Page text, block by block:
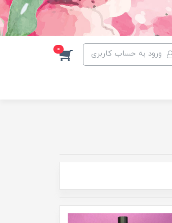
ورود به حساب کاربری 0